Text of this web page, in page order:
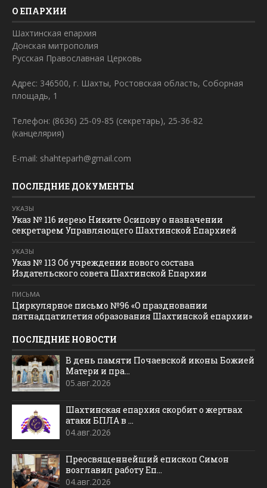
О ЕПАРХИИ
Шахтинская епархия
Донская митрополия
Русская Православная Церковь
Адрес: 346500, г. Шахты, Ростовская область, Соборная
площадь, 1
Телефон: (8636) 25-09-85 (секретарь), 25-36-82
(канцелярия)
E-mail: shahteparh@gmail.com
ПОСЛЕДНИЕ ДОКУМЕНТЫ
УКАЗЫ
Указ № 116 иерею Никите Осипову о назначении
секретарем Управляющего Шахтинской Епархией
УКАЗЫ
Указ № 113 Об учреждении нового состава
Издательского совета Шахтинской Епархии
ПИСЬМА
Циркулярное письмо №96 «О праздновании
пятнадцатилетия образования Шахтинской епархии»
ПОСЛЕДНИЕ НОВОСТИ
В день памяти Почаевской иконы Божией
Матери и пра...
05.авг.2026
Шахтинская епархия скорбит о жертвах
атаки БПЛА в ...
04.авг.2026
Преосвященнейший епископ Симон
возглавил работу Еп...
04.авг.2026